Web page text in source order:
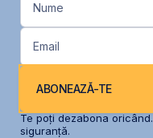
Nume
Email
ABONEAZĂ-TE
Te poți dezabona
siguranță.